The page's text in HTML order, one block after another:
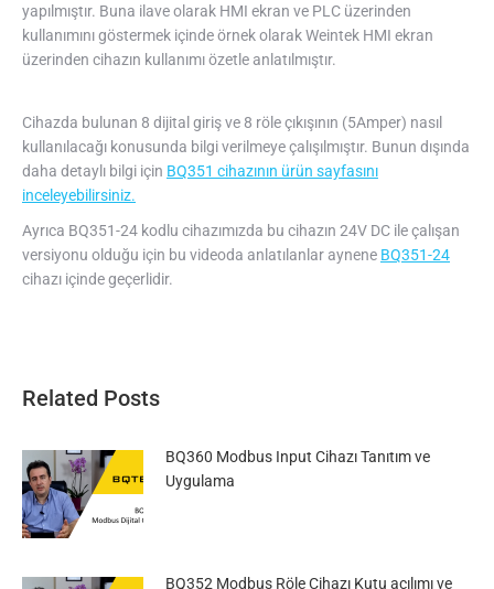
yapılmıştır. Buna ilave olarak HMI ekran ve PLC üzerinden
kullanımını göstermek içinde örnek olarak Weintek HMI ekran
üzerinden cihazın kullanımı özetle anlatılmıştır.
Cihazda bulunan 8 dijital giriş ve 8 röle çıkışının (5Amper) nasıl
kullanılacağı konusunda bilgi verilmeye çalışılmıştır. Bunun dışında
daha detaylı bilgi için BQ351 cihazının ürün sayfasını
inceleyebilirsiniz.
Ayrıca BQ351-24 kodlu cihazımızda bu cihazın 24V DC ile çalışan
versiyonu olduğu için bu videoda anlatılanlar aynene BQ351-24
cihazı içinde geçerlidir.
Related Posts
BQ360 Modbus Input Cihazı Tanıtım ve
Uygulama
BQ352 Modbus Röle Cihazı Kutu açılımı ve